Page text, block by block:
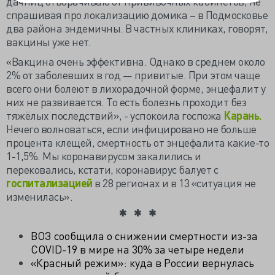
спрашивая про локализацию домика – в Подмосковье
два района эндемичны. В частных клиниках, говорят,
вакцины уже нет.
«Вакцина очень эффективна. Однако в среднем около
2% от заболевших в год — привитые. При этом чаще
всего они болеют в лихорадочной форме, энцефалит у
них не развивается. То есть болезнь проходит без
тяжёлых последствий», - успокоила госпожа Карань.
Нечего волноваться, если инфицировано не больше
процента клещей, смертность от энцефалита какие-то
1-1,5%. Мы коронавирусом закалились и
перековались, кстати, коронавирус балует с
госпитализацией в 28 регионах и в 13 «ситуация не
изменилась».
ВОЗ сообщила о снижении смертности из-за
COVID-19 в мире на 30% за четыре недели
«Красный режим»: куда в России вернулась